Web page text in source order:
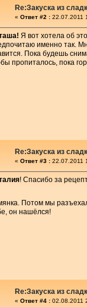
Re:Закуска из
« Ответ #2 : 22.07.2011
Я вот хотела об
именно так.
Пока будешь
пропиталось, пока
Re:Закуска из
« Ответ #3 : 22.07.2011
! Спасибо за
Потом мы
он нашёлся!
Re:Закуска из
« Ответ #4 : 02.08.2011